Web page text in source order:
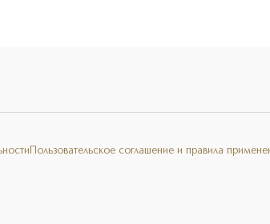
Пользовательское соглашение и правила